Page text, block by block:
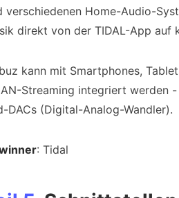
verschiedenen Home-Audio-
direkt von der TIDAL-App auf
kann mit Smartphones,
Streaming integriert werden
DACs (Digital-Analog-Wandler).
: Tidal